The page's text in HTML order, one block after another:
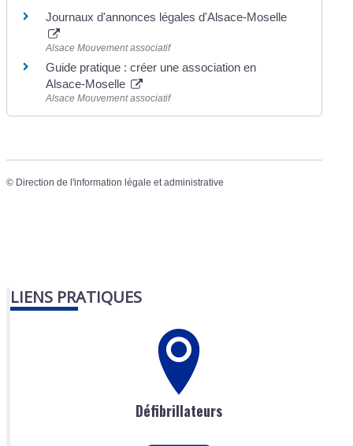
Journaux d'annonces légales d'Alsace-Moselle
Alsace Mouvement associatif
Guide pratique : créer une association en
Alsace-Moselle
Alsace Mouvement associatif
© Direction de l'information légale et administrative
LIENS PRATIQUES
Défibrillateurs